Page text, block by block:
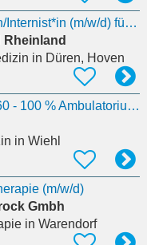
Allgemeinmediziner*in/Internist*in (m/w/d) für den Konsildienst
in Düren, Hoven
Oberärztin / Oberarzt 60 - 100 % Ambulatorium Kompetenzzentrum Forensik
in Wiehl
(m/w/d)
Gmbh
in Warendorf